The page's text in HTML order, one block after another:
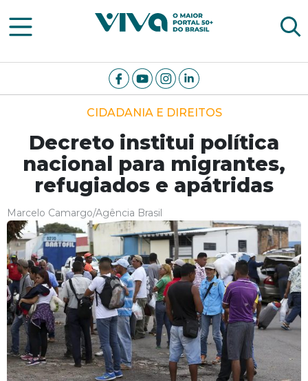
Viva Notícias
CIDADANIA E DIREITOS
Decreto institui política
nacional para migrantes,
refugiados e apátridas
Marcelo Camargo/Agência Brasil